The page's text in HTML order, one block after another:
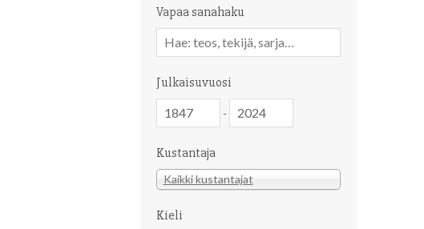
Vapaa sanahaku
sanahaku
Julkaisuvuosi
-
Kustantaja
Kustantaja
Kaikki kustantajat
Kieli